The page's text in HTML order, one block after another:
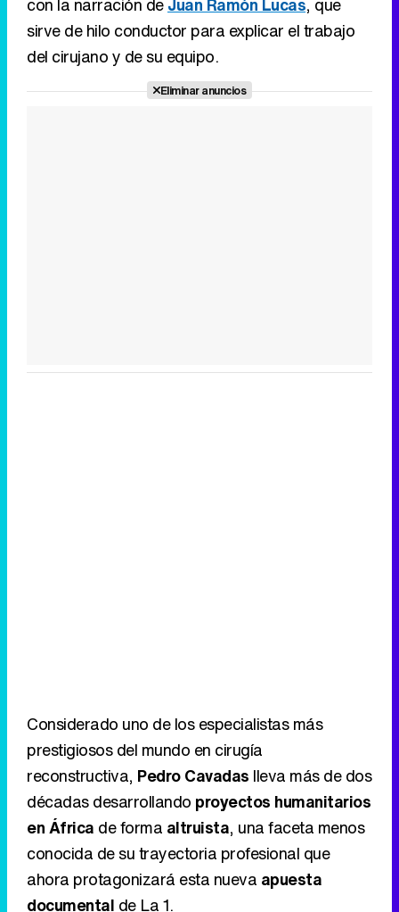
conocida de su trayectoria profesional que
ahora protagonizará esta nuevaapuesta
documentalde La 1.
Ver todos los comentarios (3)
RECOMENDAMOS